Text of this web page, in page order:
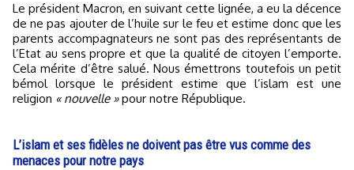
Le président Macron, en suivant cette lignée, a eu la décence
de ne pas ajouter de l’huile sur le feu et estime donc que les
parents accompagnateurs ne sont pas des représentants de
l’Etat au sens propre et que la qualité de citoyen l’emporte.
Cela mérite d’être salué. Nous émettrons toutefois un petit
bémol lorsque le président estime que l’islam est une
religion « nouvelle »pour notre République.
L’islam et ses fidèles ne doivent pas être vus comme des
menaces pour notre pays